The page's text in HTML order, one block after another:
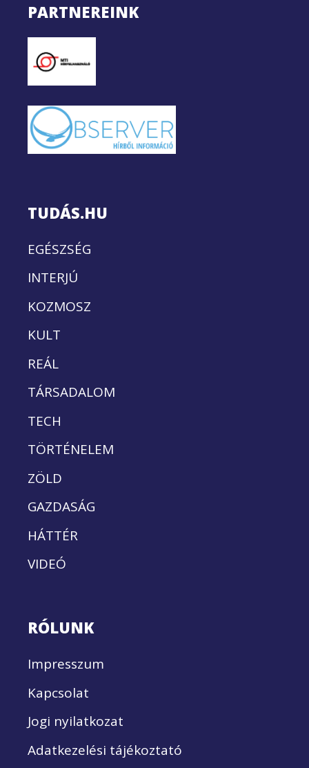
PARTNEREINK
TUDÁS.HU
EGÉSZSÉG
INTERJÚ
KOZMOSZ
KULT
REÁL
TÁRSADALOM
TECH
TÖRTÉNELEM
ZÖLD
GAZDASÁG
HÁTTÉR
VIDEÓ
RÓLUNK
Impresszum
Kapcsolat
Jogi nyilatkozat
Adatkezelési tájékoztató